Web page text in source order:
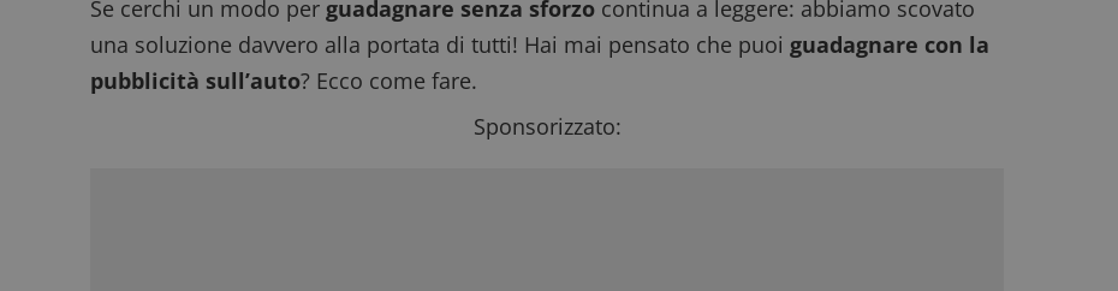
Se cerchi un modo per guadagnare senza sforzo continua a leggere: abbiamo scovato
una soluzione davvero alla portata di tutti! Hai mai pensato che puoi guadagnare con la
pubblicità sull’auto? Ecco come fare.
Sponsorizzato: